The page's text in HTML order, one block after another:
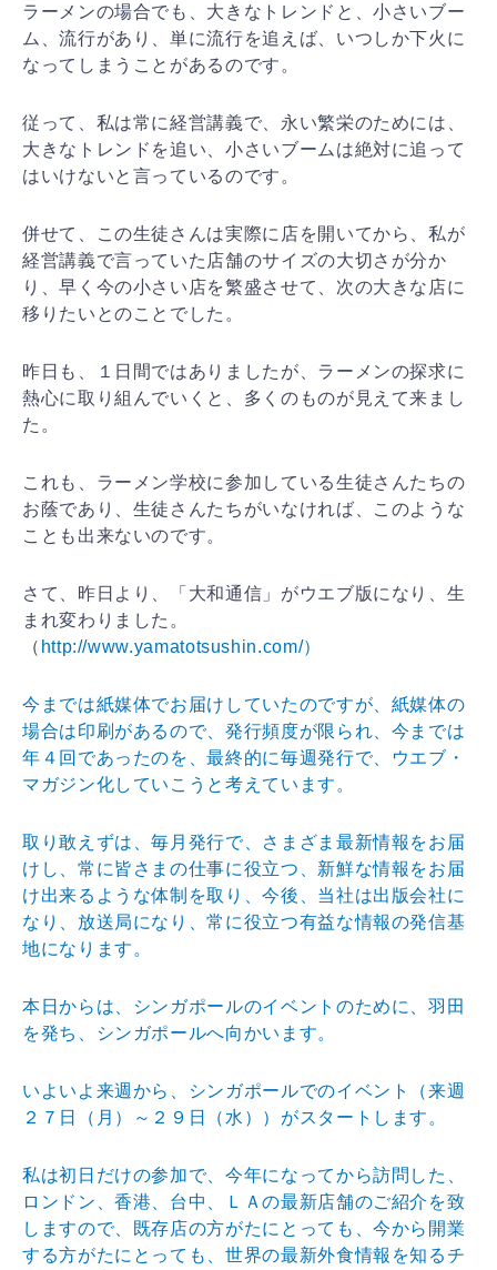
ラーメンの場合でも、大きなトレンドと、小さいブー
ム、流行があり、単に流行を追えば、いつしか下火に
なってしまうことがあるのです。
従って、私は常に経営講義で、永い繁栄のためには、
大きなトレンドを追い、小さいブームは絶対に追って
はいけないと言っているのです。
併せて、この生徒さんは実際に店を開いてから、私が
経営講義で言っていた店舗のサイズの大切さが分か
り、早く今の小さい店を繁盛させて、次の大きな店に
移りたいとのことでした。
昨日も、１日間ではありましたが、ラーメンの探求に
熱心に取り組んでいくと、多くのものが見えて来まし
た。
これも、ラーメン学校に参加している生徒さんたちの
お蔭であり、生徒さんたちがいなければ、このような
ことも出来ないのです。
さて、昨日より、「大和通信」がウエブ版になり、生
まれ変わりました。
（ http://www.yamatotsushin.com/）
今までは紙媒体でお届けしていたのですが、紙媒体の
場合は印刷があるので、発行頻度が限られ、今までは
年４回であったのを、最終的に毎週発行で、ウエブ・
マガジン化していこうと考えています。
取り敢えずは、毎月発行で、さまざま最新情報をお届
けし、常に皆さまの仕事に役立つ、新鮮な情報をお届
け出来るような体制を取り、今後、当社は出版会社に
なり、放送局になり、常に役立つ有益な情報の発信基
地になります。
本日からは、シンガポールのイベントのために、羽田
を発ち、シンガポールへ向かいます。
いよいよ来週から、シンガポールでのイベント（来週
２７日（月）～２９日（水））がスタートします。
私は初日だけの参加で、今年になってから訪問した、
ロンドン、香港、台中、ＬＡの最新店舗のご紹介を致
しますので、既存店の方がたにとっても、今から開業
する方がたにとっても、世界の最新外食情報を知るチ